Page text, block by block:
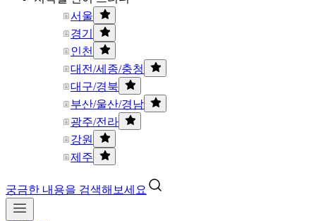
서울
경기
인천
대전/세종/충청
대구/경북
부산/울산/경남
광주/전라
강원
제주
궁금한 내용을 검색해보세요